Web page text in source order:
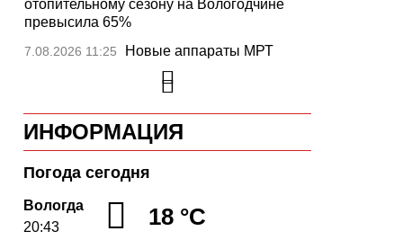
отопительному сезону на Вологодчине
превысила 65%
7.08.2026 11:25
Новые аппараты МРТ
установят в двух медучреждениях
Вологодской области
7.08.2026 10:41 В Устюжне отметят 774-
летие города фестивалем кузнечного
мастерства
7.08.2026 10:18 Вологодская область
уверенно шагает в цифровое будущее
7.08.2026 09:49
На Вологодчине подвели
ИНФОРМАЦИЯ
Погода сегодня
Вологда
20:43
18 °C